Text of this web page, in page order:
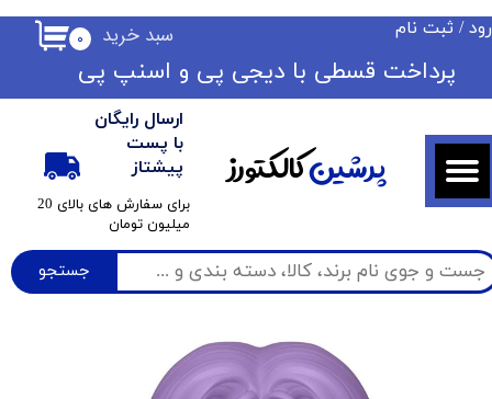
جستجو
ارسال رایگان
با پست
پیشتاز
​برای سفارش های بالای 20
میلیون تومان
۰ سبد خرید / ثبت نام
حساب کاربری من
تغییر گذر واژه
سفارشات
خروج از حساب کاربری
​​پرداخت قسطی با دیجی پی ​​​​​​​و اسنپ پی
پرشینکالکتورز